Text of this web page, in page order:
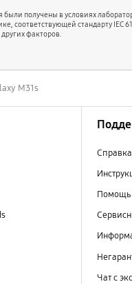
получены в условиях
соответствующей стандарту
факторов.
M31s
Помощь
Чат с